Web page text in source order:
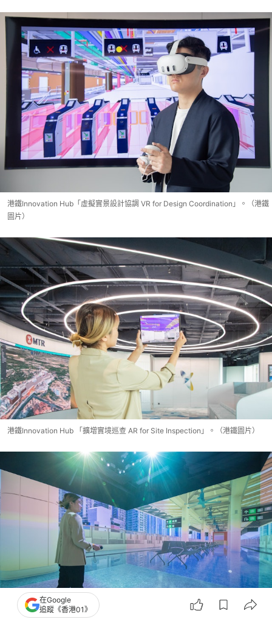
港鐵Innovation Hub「虛擬實景設計協調 VR for Design Coordination」。（港鐵
圖片）
港鐵Innovation Hub 「擴增實境巡查 AR for Site Inspection」。（港鐵圖片）
在Google
追蹤《香港01》